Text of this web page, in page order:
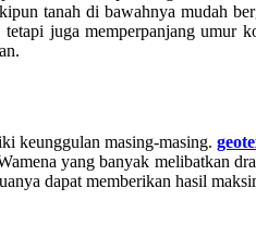
tanah di bawahnya mudah
juga memperpanjang umur
keunggulan masing-masing.
yang banyak melibatkan
dapat memberikan hasil